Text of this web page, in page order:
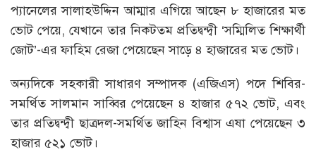
প্যানেলের সালাহউদ্দিন আম্মার এগিয়ে আছেন ৮ হাজারের মত
ভোট পেয়ে, যেখানে তার নিকটতম প্রতিদ্বন্দ্বী ‘সম্মিলিত শিক্ষার্থী
জোট’-এর ফাহিম রেজা পেয়েছেন সাড়ে ৪ হাজারের মত ভোট।
অন্যদিকে সহকারী সাধারণ সম্পাদক (এজিএস) পদে শিবির-
সমর্থিত সালমান সাব্বির পেয়েছেন ৪ হাজার ৫৭২ ভোট, এবং
তার প্রতিদ্বন্দ্বী ছাত্রদল-সমর্থিত জাহিন বিশ্বাস এষা পেয়েছেন ৩
হাজার ৫২১ ভোট।